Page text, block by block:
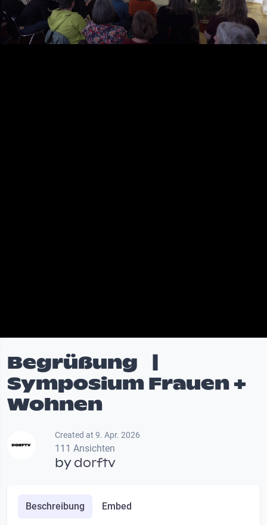
Video
Begrüßung |
Symposium Frauen +
Wohnen
Created at 9. Apr. 2026
111 Ansichten
bydorftv
Beschreibung Embed